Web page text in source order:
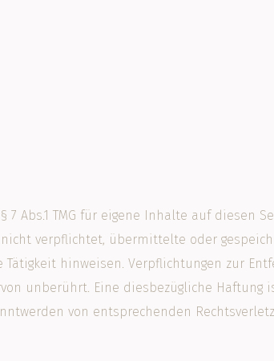
Abs.1 TMG für eigene Inhalte auf diesen
verpflichtet, übermittelte oder
hinweisen. Verpflichtungen zur
unberührt. Eine diesbezügliche
von entsprechenden